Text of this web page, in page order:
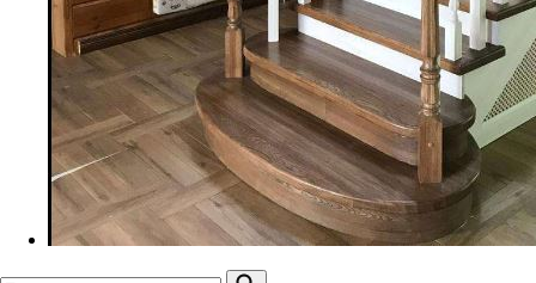
Планкен прямой
Планкен скошенный